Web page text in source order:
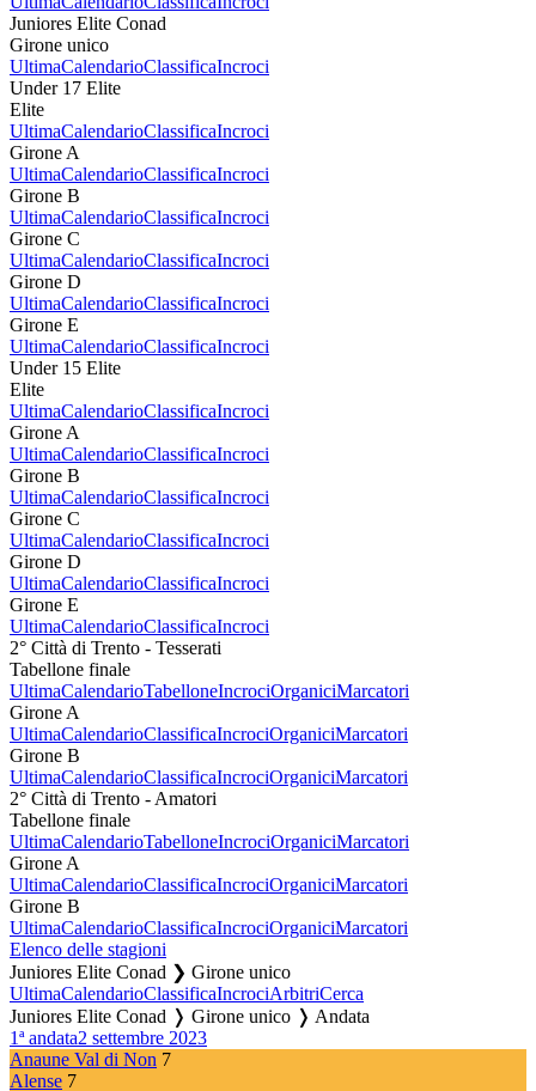
Juniores Elite Conad
Girone unico
UltimaCalendarioClassificaIncroci
Under 17 Elite
Elite
UltimaCalendarioClassificaIncroci
Girone A
UltimaCalendarioClassificaIncroci
Girone B
UltimaCalendarioClassificaIncroci
Girone C
UltimaCalendarioClassificaIncroci
Girone D
UltimaCalendarioClassificaIncroci
Girone E
UltimaCalendarioClassificaIncroci
Under 15 Elite
Elite
UltimaCalendarioClassificaIncroci
Girone A
UltimaCalendarioClassificaIncroci
Girone B
UltimaCalendarioClassificaIncroci
Girone C
UltimaCalendarioClassificaIncroci
Girone D
UltimaCalendarioClassificaIncroci
Girone E
UltimaCalendarioClassificaIncroci
2° Città di Trento - Tesserati
Tabellone finale
UltimaCalendarioTabelloneIncrociOrganiciMarcatori
Girone A
UltimaCalendarioClassificaIncrociOrganiciMarcatori
Girone B
UltimaCalendarioClassificaIncrociOrganiciMarcatori
2° Città di Trento - Amatori
Tabellone finale
UltimaCalendarioTabelloneIncrociOrganiciMarcatori
Girone A
UltimaCalendarioClassificaIncrociOrganiciMarcatori
Girone B
UltimaCalendarioClassificaIncrociOrganiciMarcatori
Elenco delle stagioni
Juniores Elite Conad ❯ Girone unico
UltimaCalendarioClassificaIncrociArbitriCerca
Juniores Elite Conad ❭ Girone unico ❭ Andata
1ª andata2 settembre 2023
Anaune Val di Non 7
Alense 7